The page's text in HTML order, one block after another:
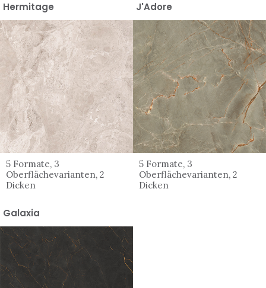
Hermitage
5 Formate, 3
Oberflächevarianten, 2
Dicken
J'Adore
5 Formate, 3
Oberflächevarianten, 2
Dicken
Galaxia